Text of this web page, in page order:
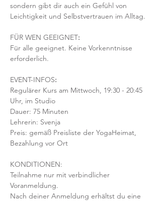
sondern gibt dir auch ein Gefühl von
Leichtigkeit und Selbstvertrauen im Alltag.
FÜR WEN GEEIGNET:
Für alle geeignet. Keine Vorkenntnisse
erforderlich.
EVENT-INFOS:
Regulärer Kurs am Mittwoch, 19:30 - 20:45
Uhr, im Studio
Dauer: 75 Minuten
Lehrerin: Svenja
Preis: gemäß Preisliste der YogaHeimat,
Bezahlung vor Ort
KONDITIONEN:
Teilnahme nur mit verbindlicher
Voranmeldung.
Nach deiner Anmeldung erhältst du eine